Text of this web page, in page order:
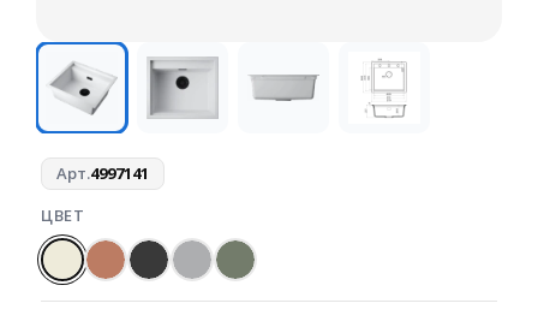
Арт.4997141
ЦВЕТ